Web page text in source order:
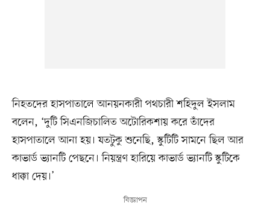
নিহতদের হাসপাতালে আনয়নকারী পথচারী শহিদুল ইসলাম
বলেন, ‘দুটি সিএনজিচালিত অটোরিকশায় করে তাঁদের
হাসপাতালে আনা হয়। যতটুকু শুনেছি, স্কুটিটি সামনে ছিল আর
কাভার্ড ভ্যানটি পেছনে। নিয়ন্ত্রণ হারিয়ে কাভার্ড ভ্যানটি স্কুটিকে
ধাক্কা দেয়।’